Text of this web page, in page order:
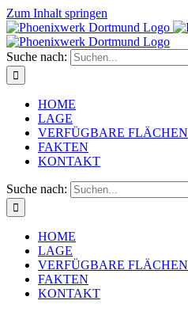
Zum Inhalt springen
Suche nach:
HOME
LAGE
VERFÜGBARE FLÄCHEN
FAKTEN
KONTAKT
Suche nach:
HOME
LAGE
VERFÜGBARE FLÄCHEN
FAKTEN
KONTAKT